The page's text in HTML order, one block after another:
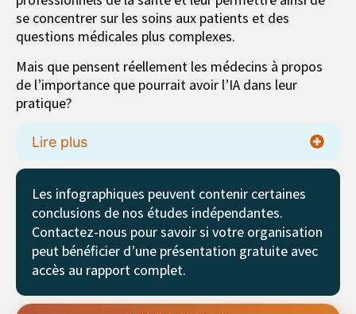
se concentrer sur les soins aux patients et des
questions médicales plus complexes.
Mais que pensent réellement les médecins à propos
de l’importance que pourrait avoir l’IA dans leur
pratique?
Lire plus
Les infographiques peuvent contenir certaines
conclusions de nos études indépendantes.
Contactez-nous pour savoir si votre organisation
peut bénéficier d’une présentation gratuite avec
accès au rapport complet.